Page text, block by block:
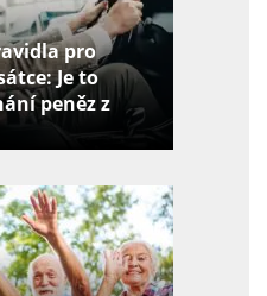
pro
Je to
peněz z